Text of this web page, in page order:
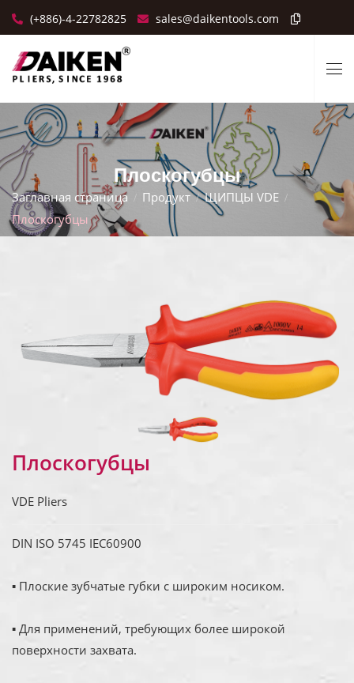
(+886)-4-22782825 sales@daikentools.com
Плоскогубцы
Заглавная страница Продукт
ЩИПЦЫ VDE
Плоскогубцы
Плоскогубцы
VDE Pliers
DIN ISO 5745 IEC60900
▪ Плоские зубчатые губки с широким носиком.
▪ Для применений, требующих более широкой
поверхности захвата.